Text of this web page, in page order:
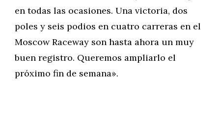
en todas las ocasiones. Una victoria, dos
poles y seis podios en cuatro carreras en el
Moscow Raceway son hasta ahora un muy
buen registro. Queremos ampliarlo el
próximo fin de semana».